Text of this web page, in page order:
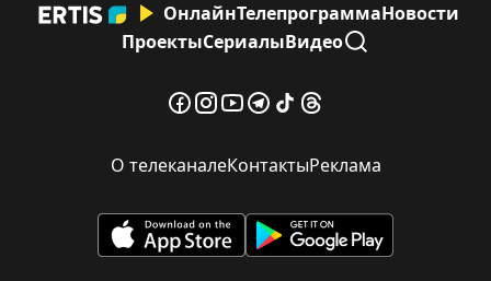
ОнлайнТелепрограммаНовости
ПроектыСериалыВидео
О телеканалеКонтактыРеклама